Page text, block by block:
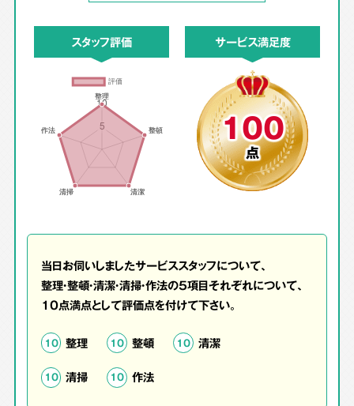
スタッフ評価 サービス満足度
100
点
当日お伺いしましたサービススタッフについて、
整理・整頓・清潔・清掃・作法の5項目それぞれについて、
10点満点として評価点を付けて下さい。
10 整理 10 整頓 10 清潔
10 清掃 10 作法